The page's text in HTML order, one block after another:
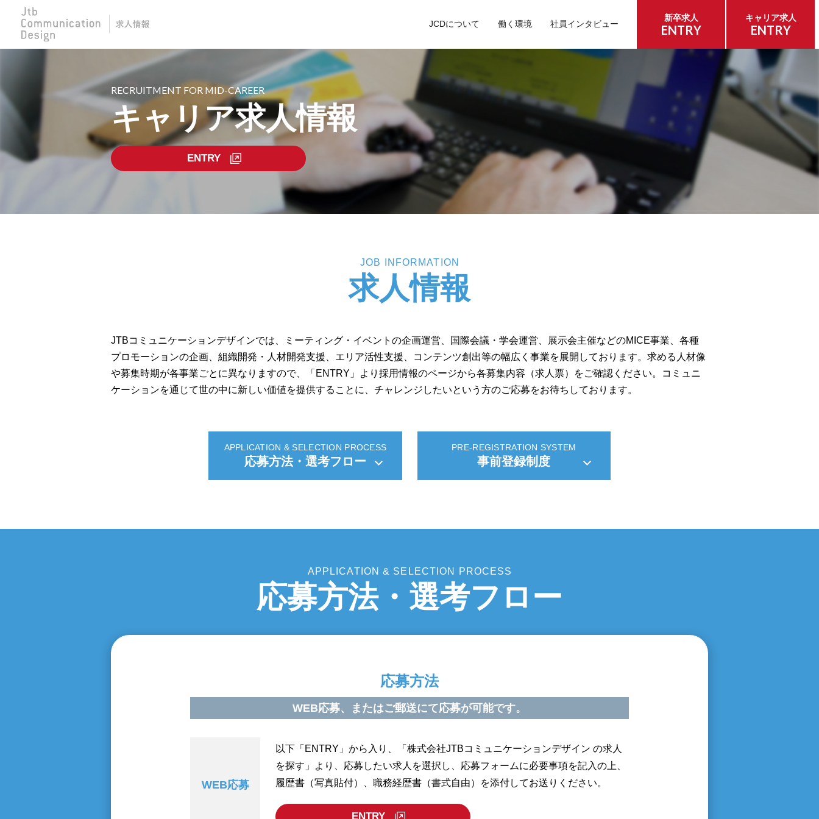
JCDについて 働く環境 社員インタビュー
新卒求人
ENTRY
キャリア求人
ENTRY
RECRUITMENT FOR MID-CAREER
キャリア求人情報
ENTRY
JOB INFORMATION
求人情報
JTBコミュニケーションデザインでは、ミーティング・イベントの企画運営、国際会議・学会運営、展示会主催などのMICE事業、各種
プロモーションの企画、組織開発・人材開発支援、エリア活性支援、コンテンツ創出等の幅広く事業を展開しております。求める人材像
や募集時期が各事業ごとに異なりますので、「ENTRY」より採用情報のページから各募集内容（求人票）をご確認ください。コミュニ
ケーションを通じて世の中に新しい価値を提供することに、チャレンジしたいという方のご応募をお待ちしております。
APPLICATION & SELECTION PROCESS
応募方法・選考フロー
PRE-REGISTRATION SYSTEM
事前登録制度
APPLICATION & SELECTION PROCESS
応募方法・選考フロー
応募方法
WEB応募、またはご郵送にて応募が可能です。
WEB応募
以下「ENTRY」から入り、「株式会社JTBコミュニケーションデザイン の求人
を探す」より、応募したい求人を選択し、応募フォームに必要事項を記入の上、
履歴書（写真貼付）、職務経歴書（書式自由）を添付してお送りください。
ENTRY